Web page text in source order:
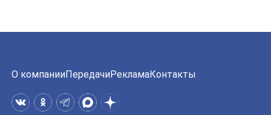
О компанииПередачиРекламаКонтакты